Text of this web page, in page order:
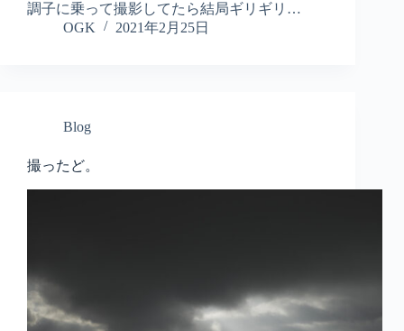
調子に乗って撮影してたら結局ギリギリ…
OGK
2021年2月25日
Blog
撮ったど。